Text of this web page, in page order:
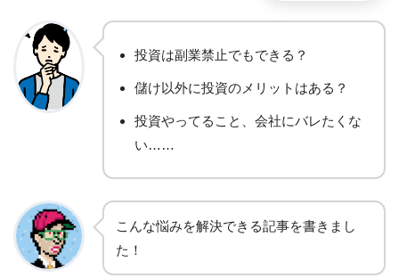
投資は副業禁止でもできる？
儲け以外に投資のメリットはある？
投資やってること、会社にバレたくな
い……
こんな悩みを解決できる記事を書きまし
た！